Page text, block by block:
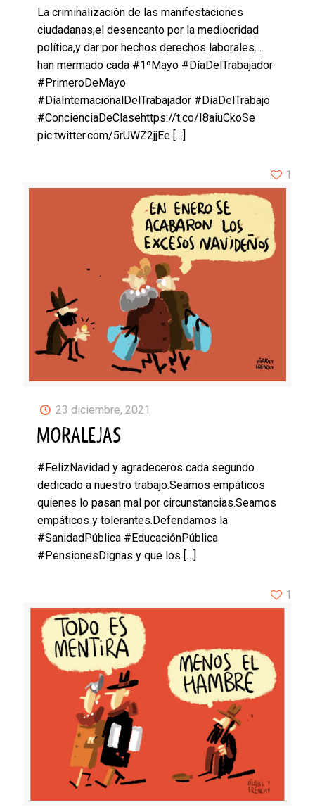
La criminalización de las manifestaciones
ciudadanas,el desencanto por la mediocridad
política,y dar por hechos derechos laborales…
han mermado cada #1ºMayo #DíaDelTrabajador
#PrimeroDeMayo
#DíaInternacionalDelTrabajador #DíaDelTrabajo
#ConcienciaDeClasehttps://t.co/I8aiuCkoSe
pic.twitter.com/5rUWZ2jjEe […]
23 diciembre, 2021
MORALEJAS
#FelizNavidad y agradeceros cada segundo
dedicado a nuestro trabajo.Seamos empáticos
quienes lo pasan mal por circunstancias.Seamos
empáticos y tolerantes.Defendamos la
#SanidadPública #EducaciónPública
#PensionesDignas y que los […]
1
1